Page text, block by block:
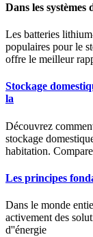
Dans les systèmes
Les batteries
populaires pour le
offre le meilleur
Stockage
la
Découvrez
stockage
habitation.
Les principes
Dans le monde
activement des
d''énergie